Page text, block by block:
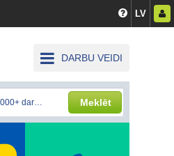
LV
DARBU VEIDI
Meklēt